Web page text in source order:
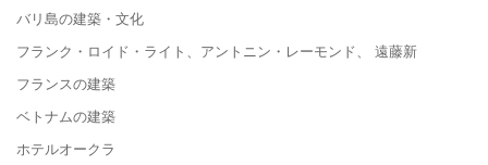
バリ島の建築・文化
フランク・ロイド・ライト、アントニン・レーモンド、 遠藤新
フランスの建築
ベトナムの建築
ホテルオークラ